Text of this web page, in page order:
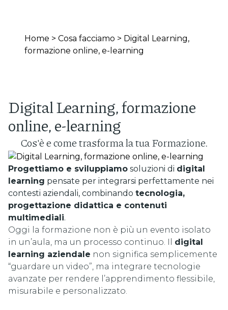
Home > Cosa facciamo > Digital Learning,
formazione online, e-learning
Digital Learning, formazione
online, e-learning
Cos'è e come trasforma la tua Formazione.
Progettiamo e sviluppiamo soluzioni di digital
learning pensate per integrarsi perfettamente nei
contesti aziendali, combinando tecnologia,
progettazione didattica e contenuti
multimediali.
Oggi la formazione non è più un evento isolato
in un’aula, ma un processo continuo. Il digital
learning aziendale non significa semplicemente
“guardare un video”, ma integrare tecnologie
avanzate per rendere l’apprendimento flessibile,
misurabile e personalizzato.